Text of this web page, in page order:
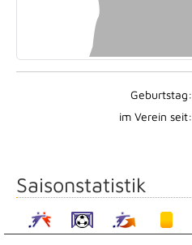
Geburtstag:
im Verein seit:
Saisonstatistik